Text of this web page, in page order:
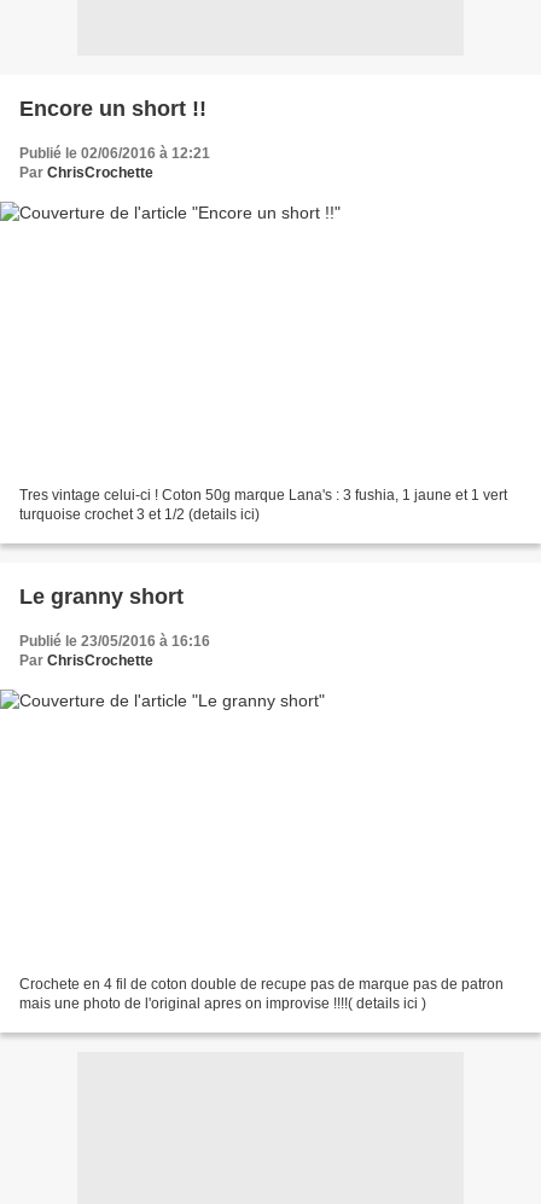
Encore un short !!
Publié le 02/06/2016 à 12:21
Par ChrisCrochette
Tres vintage celui-ci ! Coton 50g marque Lana's : 3 fushia, 1 jaune et 1 vert
turquoise crochet 3 et 1/2 (details ici)
Le granny short
Publié le 23/05/2016 à 16:16
Par ChrisCrochette
Crochete en 4 fil de coton double de recupe pas de marque pas de patron
mais une photo de l'original apres on improvise !!!!( details ici )